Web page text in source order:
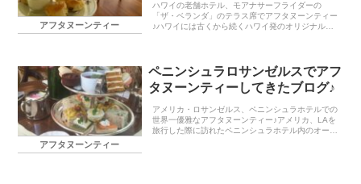
アフタヌーンティー
ハワイの老舗ホテル、モアナサーフライダーの
「ザ・ベランダ」のテラス席でアフタヌーンティー
♪ハワイには古くから続くハワイ発のオリジナルブ
アフタヌーンティー
ペニンシュラロサンゼルスでアフ
タヌーンティーしてきたブログ♪
アメリカ・ロサンゼルス、ペニンシュラホテルでの
世界一優雅なアフタヌーンティー♪アメリカ、LAを
旅行した際に訪れたペニンシュラホテル内のオープ